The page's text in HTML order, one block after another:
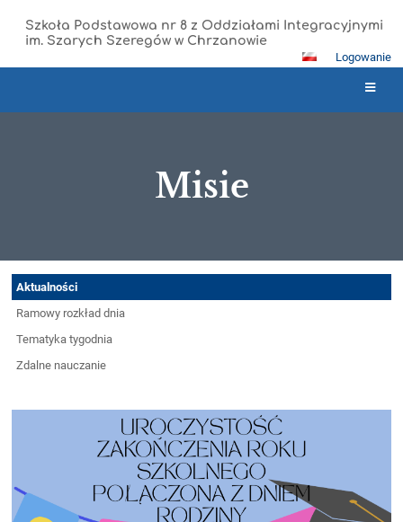
Szkoła Podstawowa nr 8 z Oddziałami Integracyjnymi
im. Szarych Szeregów w Chrzanowie
Logowanie
Misie
Misie
Aktualności
Ramowy rozkład dnia
Tematyka tygodnia
Zdalne nauczanie